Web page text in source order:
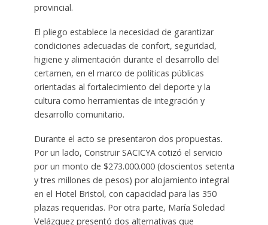
provincial.
El pliego establece la necesidad de garantizar
condiciones adecuadas de confort, seguridad,
higiene y alimentación durante el desarrollo del
certamen, en el marco de políticas públicas
orientadas al fortalecimiento del deporte y la
cultura como herramientas de integración y
desarrollo comunitario.
Durante el acto se presentaron dos propuestas.
Por un lado, Construir SACICYA cotizó el servicio
por un monto de $273.000.000 (doscientos setenta
y tres millones de pesos) por alojamiento integral
en el Hotel Bristol, con capacidad para las 350
plazas requeridas. Por otra parte, María Soledad
Velázquez presentó dos alternativas que